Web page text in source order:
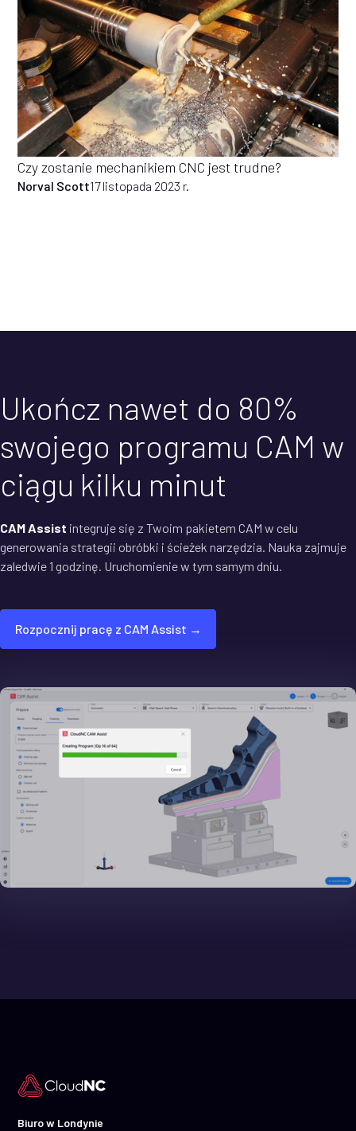
Czy zostanie mechanikiem CNC jest trudne?
Norval Scott17 listopada 2023 r.
Ukończ nawet do 80%
swojego programu CAM w
ciągu kilku minut
CAM Assist integruje się z Twoim pakietem CAM w celu
generowania strategii obróbki i ścieżek narzędzia. Nauka zajmuje
zaledwie 1 godzinę. Uruchomienie w tym samym dniu.
Rozpocznij pracę z CAM Assist →
Biuro w Londynie